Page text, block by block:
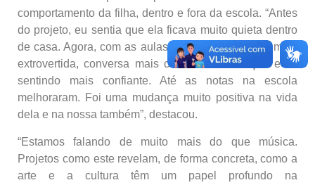
comportamento da filha, dentro e fora da escola. “Antes
do projeto, eu sentia que ela ficava muito quieta dentro
de casa. Agora, com as aulas de música, ela está mais
extrovertida, conversa mais com outras crianças e se
sentindo mais confiante. Até as notas na escola
melhoraram. Foi uma mudança muito positiva na vida
dela e na nossa também”, destacou.
“Estamos falando de muito mais do que música.
Projetos como este revelam, de forma concreta, como a
arte e a cultura têm um papel profundo na